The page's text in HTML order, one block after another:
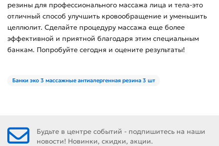
резины для профессионального массажа лица и тела-это
отличный способ улучшить кровообращение и уменьшить
целлюлит. Сделайте процедуру массажа еще более
эффективной и приятной благодаря этим специальным
банкам. Попробуйте сегодня и оцените результаты!
Банки эко 3 массажные антиалергенная резина 3 шт
Будьте в центре событий - подпишитесь на наши
новости! Новинки, скидки, акции.